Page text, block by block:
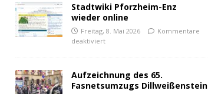
Stadtwiki Pforzheim-Enz
wieder online
Freitag, 8. Mai 2026
Kommentare
deaktiviert
Aufzeichnung des 65.
Fasnetsumzugs Dillweißenstein